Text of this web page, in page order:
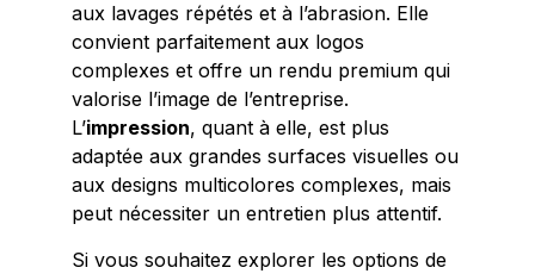
aux lavages répétés et à l’abrasion. Elle
convient parfaitement aux logos
complexes et offre un rendu premium qui
valorise l’image de l’entreprise.
L’impression, quant à elle, est plus
adaptée aux grandes surfaces visuelles ou
aux designs multicolores complexes, mais
peut nécessiter un entretien plus attentif.
Si vous souhaitez explorer les options de